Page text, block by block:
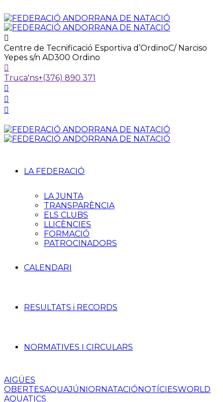
Centre de Tecnificació Esportiva d’OrdinoC/ Narciso
Yepes s/n AD300 Ordino
Truca'ns+(376) 890 371
LA FEDERACIÓ
LA JUNTA
TRANSPARÈNCIA
ELS CLUBS
LLICÈNCIES
FORMACIÓ
PATROCINADORS
CALENDARI
RESULTATS i RECORDS
NORMATIVES I CIRCULARS
AIGÜES
OBERTESAQUAJÚNIORNATACIÓNOTÍCIESWORLD
AQUATICS